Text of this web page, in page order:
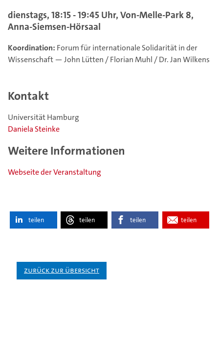
dienstags, 18:15 - 19:45 Uhr, Von-Melle-Park 8,
Anna-Siemsen-Hörsaal
Koordination: Forum für internationale Solidarität in der
Wissenschaft — John Lütten / Florian Muhl / Dr. Jan Wilkens
Kontakt
Universität Hamburg
Daniela Steinke
Weitere Informationen
Webseite der Veranstaltung
teilen teilen teilen teilen
Zurück zur Übersicht